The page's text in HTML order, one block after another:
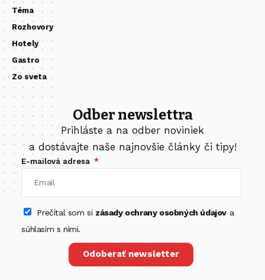
Téma
Rozhovory
Hotely
Gastro
Zo sveta
Odber newslettra
Prihláste a na odber noviniek
a dostávajte naše najnovšie články či tipy!
E-mailová adresa
Prečítal som si zásady ochrany osobných údajova
súhlasím s nimi.
Odoberať newsletter